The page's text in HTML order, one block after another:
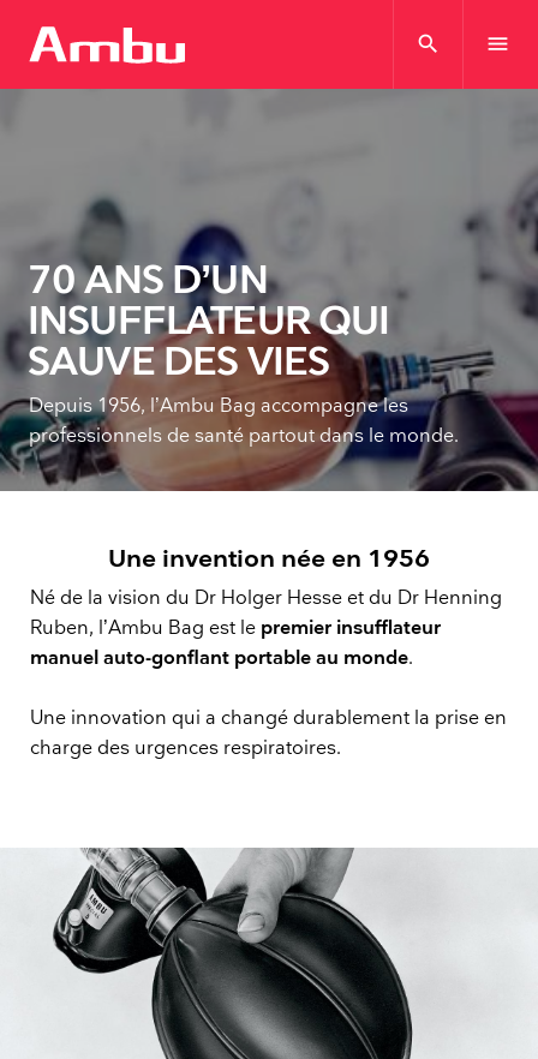
search menu
70 ANS D’UN
INSUFFLATEUR QUI
SAUVE DES VIES
Depuis 1956, l’Ambu Bag accompagne les
professionnels de santé partout dans le monde.
Une invention née en 1956
Né de la vision du Dr Holger Hesse et du Dr Henning
Ruben, l’Ambu Bag est le premier insufflateur
manuel auto-gonflant portable au monde.
Une innovation qui a changé durablement la prise en
charge des urgences respiratoires.